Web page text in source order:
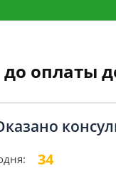
оплаты
34